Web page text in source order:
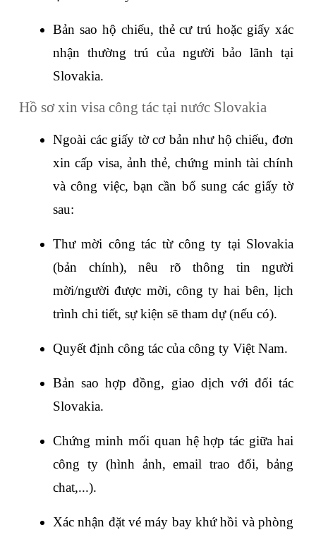
Bản sao hộ chiếu, thẻ cư trú hoặc giấy xác
nhận thường trú của người bảo lãnh tại
Slovakia.
Hồ sơ xin visa công tác tại nước Slovakia
Ngoài các giấy tờ cơ bản như hộ chiếu, đơn
xin cấp visa, ảnh thẻ, chứng minh tài chính
và công việc, bạn cần bổ sung các giấy tờ
sau:
Thư mời công tác từ công ty tại Slovakia
(bản chính), nêu rõ thông tin người
mời/người được mời, công ty hai bên, lịch
trình chi tiết, sự kiện sẽ tham dự (nếu có).
Quyết định công tác của công ty Việt Nam.
Bản sao hợp đồng, giao dịch với đối tác
Slovakia.
Chứng minh mối quan hệ hợp tác giữa hai
công ty (hình ảnh, email trao đổi, bảng
chat,...).
Xác nhận đặt vé máy bay khứ hồi và phòng